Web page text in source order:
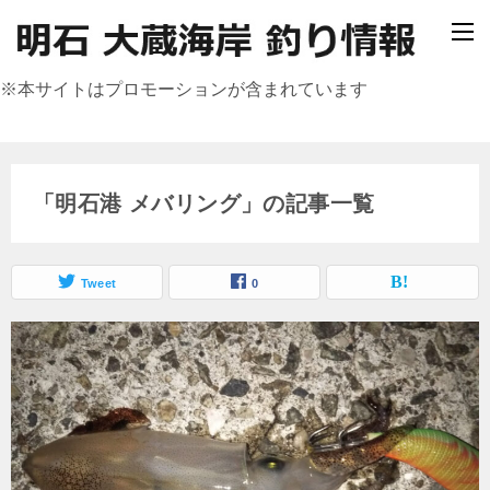
※本サイトはプロモーションが含まれています
「明石港 メバリング」の記事一覧
Tweet 0